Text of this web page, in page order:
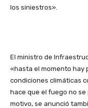
los siniestros».
El ministro de
«hasta el momento hay
condiciones climáticas
hace que el fuego no
motivo, se anunció